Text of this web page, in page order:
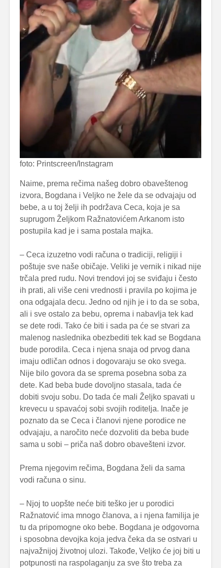
foto: Printscreen/Instagram
Naime, prema rečima našeg dobro obaveštenog
izvora, Bogdana i Veljko ne žele da se odvajaju od
bebe, a u toj želji ih podržava Ceca, koja je sa
suprugom Željkom Ražnatovićem Arkanom isto
postupila kad je i sama postala majka.
– Ceca izuzetno vodi računa o tradiciji, religiji i
poštuje sve naše običaje. Veliki je vernik i nikad nije
trčala pred rudu. Novi trendovi joj se sviđaju i često
ih prati, ali više ceni vrednosti i pravila po kojima je
ona odgajala decu. Jedno od njih je i to da se soba,
ali i sve ostalo za bebu, oprema i nabavlja tek kad
se dete rodi. Tako će biti i sada pa će se stvari za
malenog naslednika obezbediti tek kad se Bogdana
bude porodila. Ceca i njena snaja od prvog dana
imaju odličan odnos i dogovaraju se oko svega.
Nije bilo govora da se sprema posebna soba za
dete. Kad beba bude dovoljno stasala, tada će
dobiti svoju sobu. Do tada će mali Željko spavati u
krevecu u spavaćoj sobi svojih roditelja. Inače je
poznato da se Ceca i članovi njene porodice ne
odvajaju, a naročito neće dozvoliti da beba bude
sama u sobi – priča naš dobro obavešteni izvor.
Prema njegovim rečima, Bogdana želi da sama
vodi računa o sinu.
– Njoj to uopšte neće biti teško jer u porodici
Ražnatović ima mnogo članova, a i njena familija je
tu da pripomogne oko bebe. Bogdana je odgovorna
i sposobna devojka koja jedva čeka da se ostvari u
najvažnijoj životnoj ulozi. Takođe, Veljko će joj biti u
potpunosti na raspolaganju za sve što treba za